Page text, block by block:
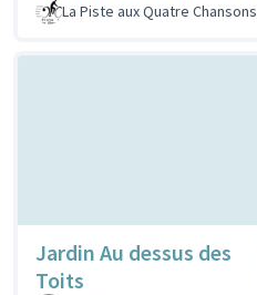
La Piste aux Quatre Chansons
Jardin Au dessus des
Toits